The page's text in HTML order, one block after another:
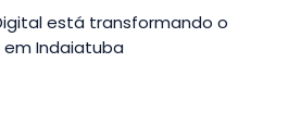
está transformando o
Indaiatuba